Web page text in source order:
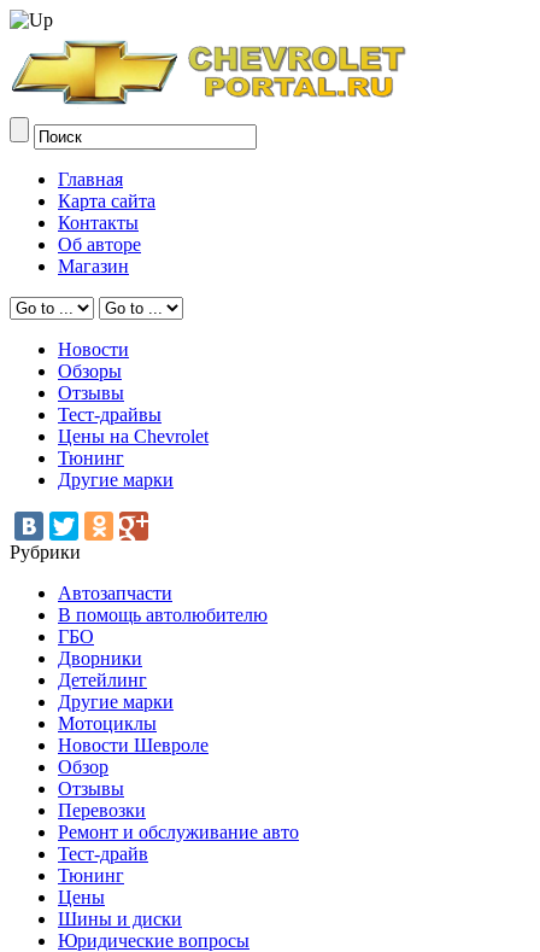
Главная
Карта сайта
Контакты
Об авторе
Магазин
Новости
Обзоры
Отзывы
Тест-драйвы
Цены на Chevrolet
Тюнинг
Другие марки
Рубрики
Автозапчасти
В помощь автолюбителю
ГБО
Дворники
Детейлинг
Другие марки
Мотоциклы
Новости Шевроле
Обзор
Отзывы
Перевозки
Ремонт и обслуживание авто
Тест-драйв
Тюнинг
Цены
Шины и диски
Юридические вопросы